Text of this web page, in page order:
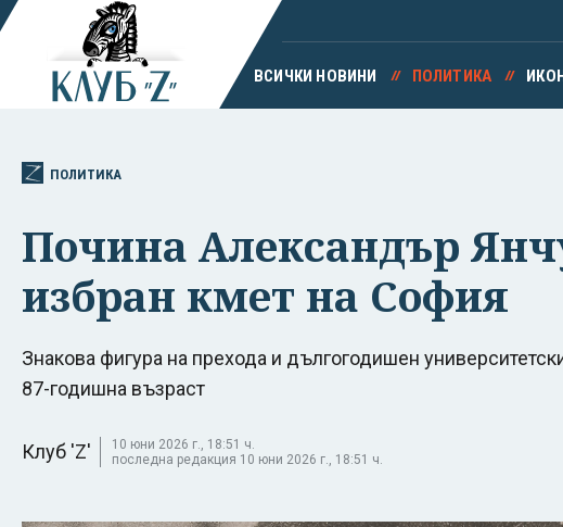
ВСИЧКИ НОВИНИ ПОЛИТИКА
ПОЛИТИКА
Почина Александър
избран кмет на София
Знакова фигура на прехода и дългогодишен
87-годишна възраст
Клуб 'Z'
10 юни 2026 г., 18:51 ч.
последна редакция 10 юни 2026 г., 18:51 ч.